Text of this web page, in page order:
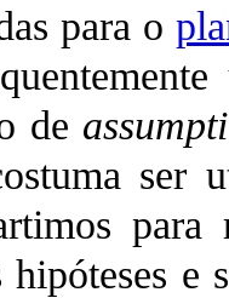
para o
de
ser
hipóteses e